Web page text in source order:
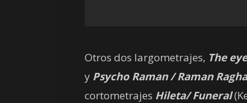
Otros dos largometrajes, The
y Psycho Raman / Raman
cortometrajes Hileta/ Funeral